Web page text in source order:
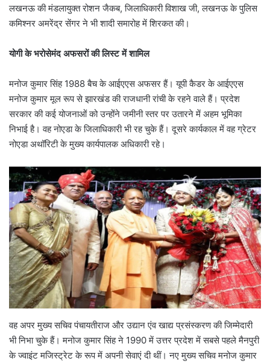
लखनऊ की मंडलायुक्त रोशन जैकब, जिलाधिकारी विशाख जी, लखनऊ के पुलिस
कमिश्नर अमरेंद्र सेंगर ने भी शादी समारोह में शिरकत की।
योगी के भरोसेमंद अफसरों की लिस्ट में शामिल
मनोज कुमार सिंह 1988 बैच के आईएएस अफसर हैं। यूपी कैडर के आईएएस
मनोज कुमार मूल रूप से झारखंड की राजधानी रांची के रहने वाले हैं। प्रदेश
सरकार की कई योजनाओं को उन्होंने जमीनी स्तर पर उतारने में अहम भूमिका
निभाई है। वह नोएडा के जिलाधिकारी भी रह चुके हैं। दूसरे कार्यकाल में वह ग्रेटर
नोएडा अथॉरिटी के मुख्य कार्यपालक अधिकारी रहे।
वह अपर मुख्य सचिव पंचायतीराज और उद्यान एंव खाद्य प्रसंस्करण की जिम्मेदारी
भी निभा चुके हैं। मनोज कुमार सिंह ने 1990 में उत्तर प्रदेश में सबसे पहले मैनपुरी
के ज्वाइंट मजिस्ट्रेट के रूप में अपनी सेवाएं दी थीं। नए मुख्य सचिव मनोज कुमार